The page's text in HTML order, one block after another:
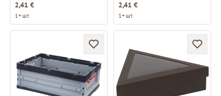
2,41 €
1+ шт.
2,41 €
1+ шт.